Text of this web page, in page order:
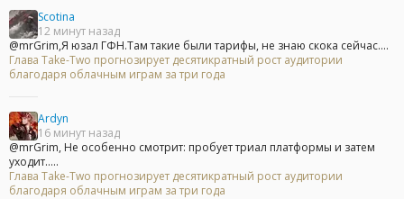
Scotina
12 минут назад
@mrGrim,Я юзал ГФН.Там такие были тарифы, не знаю скока сейчас....
Глава Take-Two прогнозирует десятикратный рост аудитории
благодаря облачным играм за три года
Ardyn
16 минут назад
@mrGrim, Не особенно смотрит: пробует триал платформы и затем
уходит.....
Глава Take-Two прогнозирует десятикратный рост аудитории
благодаря облачным играм за три года